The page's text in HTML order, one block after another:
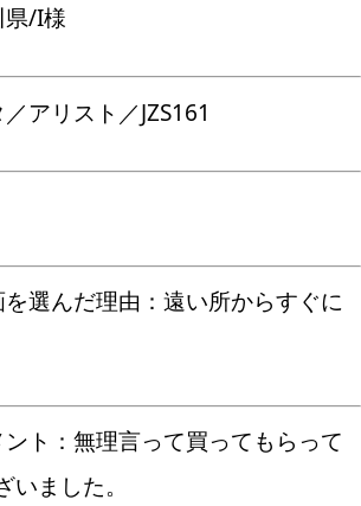
県/I様
アリスト／JZS161
選んだ理由：遠い所からすぐに
ト：無理言って買ってもらって
ました。